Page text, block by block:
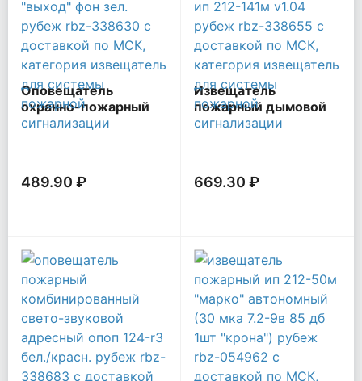
Оповещатель
охранно-пожарный
световой ОПОП 1-8
489.90 ₽
Извещатель
пожарный дымовой
оптико-электронный
669.30 ₽